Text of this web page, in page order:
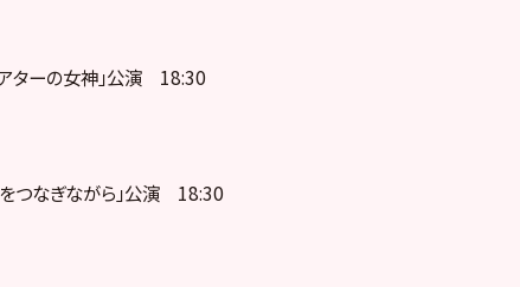
ターの女神」公演 18:30
つなぎながら」公演 18:30